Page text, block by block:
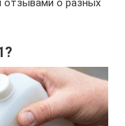
отзывами о разных